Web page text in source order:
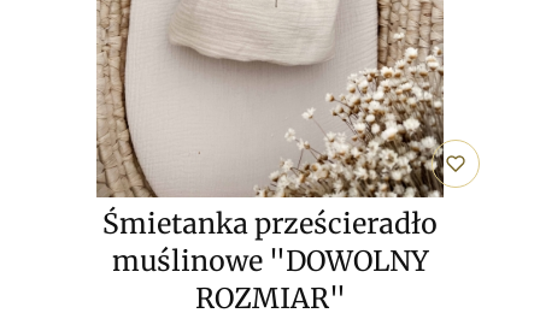
Śmietanka prześcieradło
muślinowe "DOWOLNY
ROZMIAR"